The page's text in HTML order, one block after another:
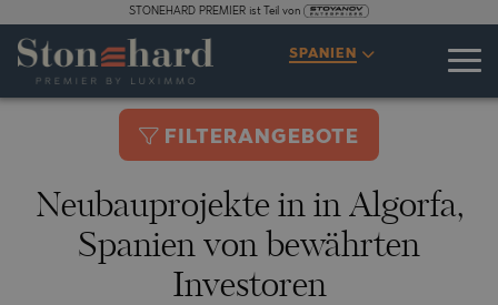
STONEHARD PREMIER ist Teil von
SPANIEN
FILTERANGEBOTE
Neubauprojekte in in Algorfa,
Spanien von bewährten
Investoren